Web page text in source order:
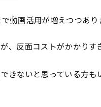
動画活用が増えつつあり
、反面コストがかかりす
きないと思っている方も